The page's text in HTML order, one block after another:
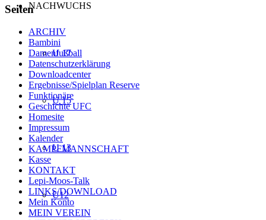
NACHWUCHS
U 17
U 15
U 13
U12
Seiten
ARCHIV
Bambini
Damenfußball
Datenschutzerklärung
Downloadcenter
Ergebnisse/Spielplan Reserve
Funktionäre
Geschichte UFC
Homesite
Impressum
Kalender
KAMPFMANNSCHAFT
Kasse
KONTAKT
Lepi-Moos-Talk
LINKS/DOWNLOAD
Mein Konto
MEIN VEREIN